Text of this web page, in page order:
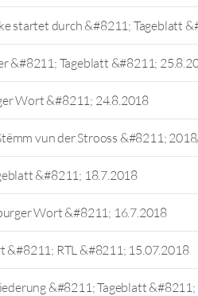
startet durch &#8211; Tageblatt
&#8211; Tageblatt &#8211;
Wort &#8211; 24.8.2018
vun der Strooss &#8211;
&#8211; 18.7.2018
Wort &#8211; 16.7.2018
RTL &#8211; 15.07.2018
&#8211; Tageblatt &#8211;